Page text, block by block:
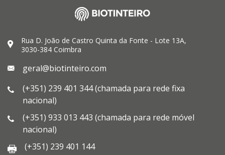
Rua D. João de Castro Quinta da Fonte - Lote 13A,
3030-384 Coimbra
geral@biotinteiro.com
(+351) 239 401 344 (chamada para rede fixa
nacional)
(+351) 933 013 443 (chamada para rede móvel
nacional)
(+351) 239 401 144